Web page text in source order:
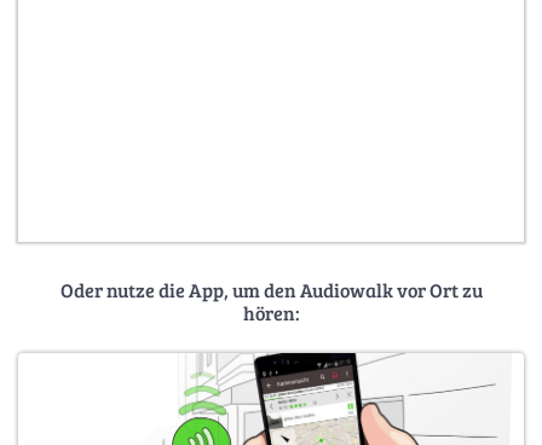
Oder nutze die App, um den Audiowalk vor Ort zu
hören: